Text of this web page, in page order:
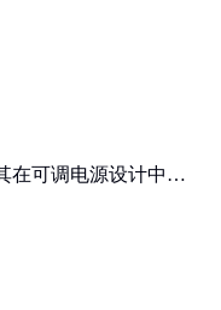
在可调电源设计中的